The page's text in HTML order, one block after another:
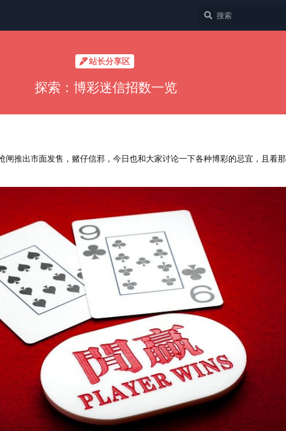
站长分享区
探索：博彩迷信招数一览
推出市面发售，赌仔信邪，今日也和大家讨论一下各种博彩的忌宜，且看那